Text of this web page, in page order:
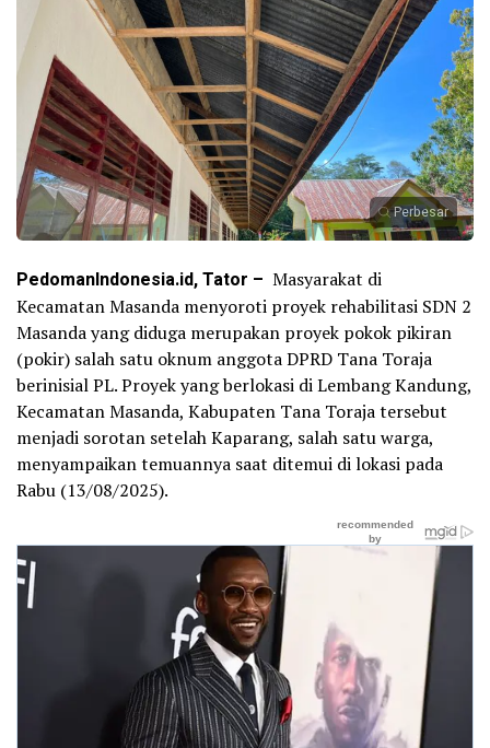
Perbesar
PedomanIndonesia.id, Tator – Masyarakat di
Kecamatan Masanda menyoroti proyek rehabilitasi SDN 2
Masanda yang diduga merupakan proyek pokok pikiran
(pokir) salah satu oknum anggota DPRD Tana Toraja
berinisial PL. Proyek yang berlokasi di Lembang Kandung,
Kecamatan Masanda, Kabupaten Tana Toraja tersebut
menjadi sorotan setelah Kaparang, salah satu warga,
menyampaikan temuannya saat ditemui di lokasi pada
Rabu (13/08/2025).